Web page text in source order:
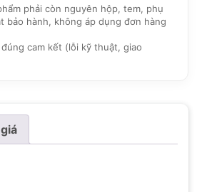
phải còn nguyên hộp, tem, phụ
bảo hành, không áp dụng đơn hàng
cam kết (lỗi kỹ thuật, giao